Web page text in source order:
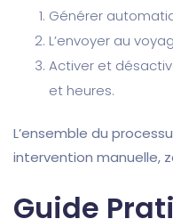
Générer
L’envoyer au
Activer et
et heures.
L’ensemble du
intervention manuelle,
Guide